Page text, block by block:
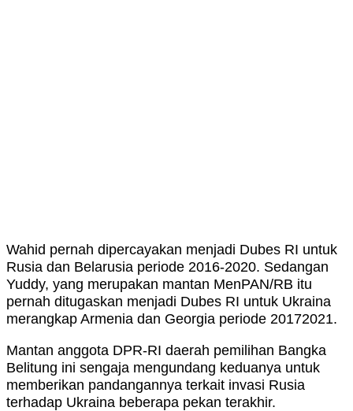
Wahid pernah dipercayakan menjadi Dubes RI untuk
Rusia dan Belarusia periode 2016-2020. Sedangan
Yuddy, yang merupakan mantan MenPAN/RB itu
pernah ditugaskan menjadi Dubes RI untuk Ukraina
merangkap Armenia dan Georgia periode 20172021.
Mantan anggota DPR-RI daerah pemilihan Bangka
Belitung ini sengaja mengundang keduanya untuk
memberikan pandangannya terkait invasi Rusia
terhadap Ukraina beberapa pekan terakhir.